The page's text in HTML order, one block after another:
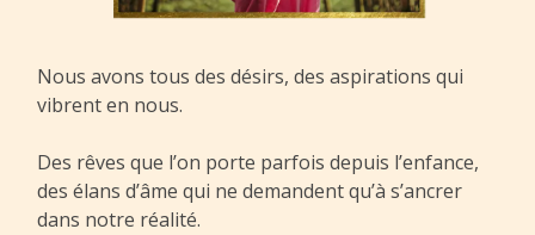
Nous avons tous des désirs, des aspirations qui
vibrent en nous.
Des rêves que l’on porte parfois depuis l’enfance,
des élans d’âme qui ne demandent qu’à s’ancrer
dans notre réalité.